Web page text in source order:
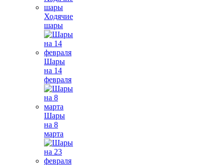
Ходячие
шары
Шары
на 14
февраля
Шары
на 8
марта